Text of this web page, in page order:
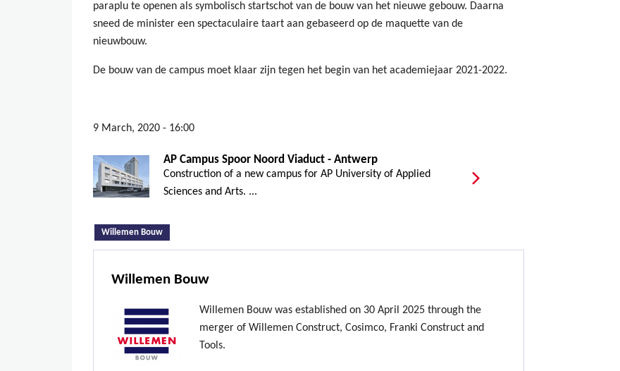
paraplu te openen als symbolisch startschot van de bouw van het nieuwe gebouw. Daarna
sneed de minister een spectaculaire taart aan gebaseerd op de maquette van de
nieuwbouw.
De bouw van de campus moet klaar zijn tegen het begin van het academiejaar 2021-2022.
9 March, 2020 - 16:00
AP Campus Spoor Noord Viaduct - Antwerp
Construction of a new campus for AP University of Applied
Sciences and Arts. ...
Willemen Bouw
Willemen Bouw
Willemen Bouw was established on 30 April 2025 through the
merger of Willemen Construct, Cosimco, Franki Construct and
Tools.